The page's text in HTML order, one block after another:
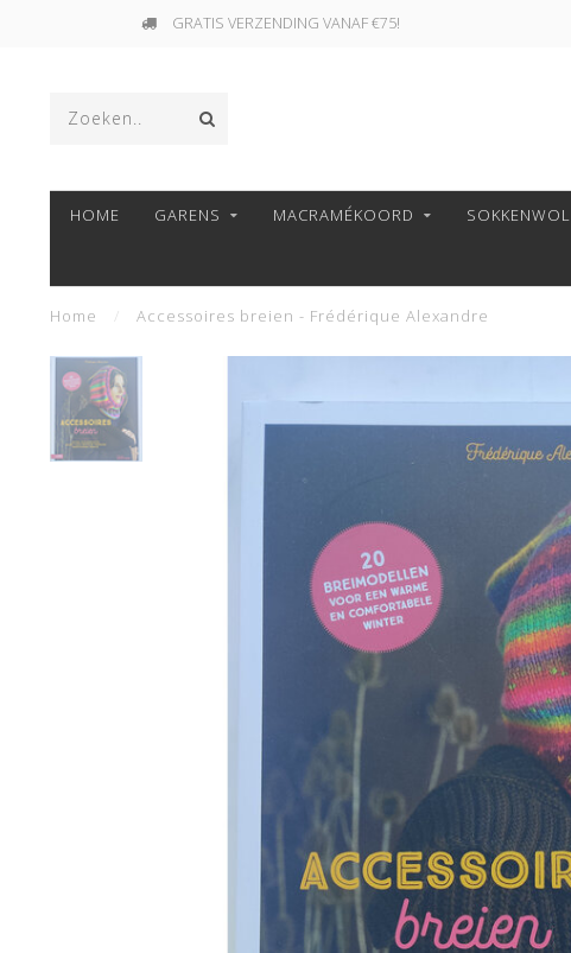
GRATIS VERZENDING VANAF €75!
HOME GARENS MACRAMÉKOORD SOKKENWOL
Home Accessoires breien - Frédérique Alexandre